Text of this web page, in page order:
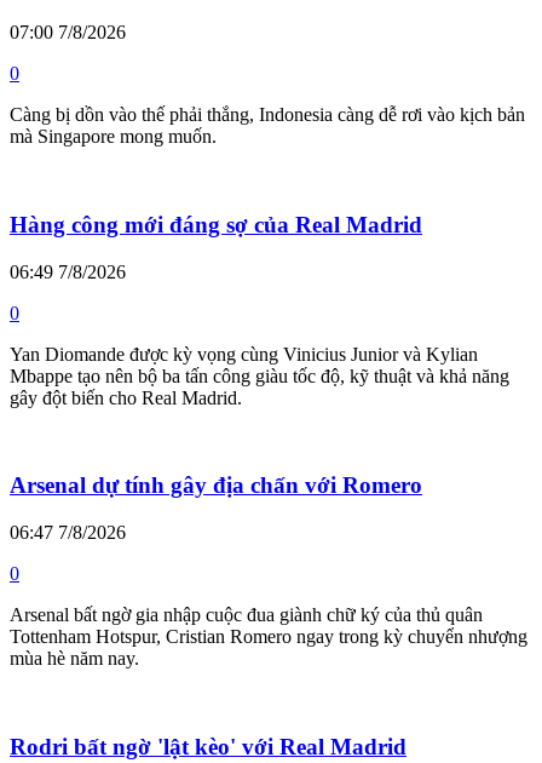
07:00 7/8/2026
0
Càng bị dồn vào thế phải thắng, Indonesia càng dễ rơi vào kịch bản
mà Singapore mong muốn.
Hàng công mới đáng sợ của Real Madrid
06:49 7/8/2026
0
Yan Diomande được kỳ vọng cùng Vinicius Junior và Kylian
Mbappe tạo nên bộ ba tấn công giàu tốc độ, kỹ thuật và khả năng
gây đột biến cho Real Madrid.
Arsenal dự tính gây địa chấn với Romero
06:47 7/8/2026
0
Arsenal bất ngờ gia nhập cuộc đua giành chữ ký của thủ quân
Tottenham Hotspur, Cristian Romero ngay trong kỳ chuyển nhượng
mùa hè năm nay.
Rodri bất ngờ 'lật kèo' với Real Madrid